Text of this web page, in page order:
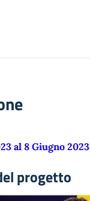
al 8 Giugno 2023
progetto